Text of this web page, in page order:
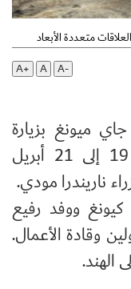
متعددة الأبعاد
A+
A A-
ميونغ بزيارة
دولة إلى الهند خلال الفترة من 19 إلى 21 أبريل
ناريندرا مودي.
ووفد رفيع
وقادة الأعمال.
الهند.